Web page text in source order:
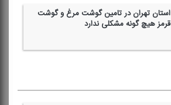
استان تهران در تامین گوشت مرغ و گوشت
قرمز هیچ گونه مشكلی ندارد